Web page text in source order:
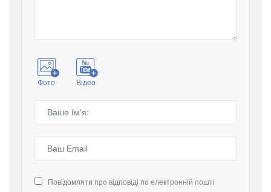
Фото Відео
Повідомляти про відповіді по електронній пошті